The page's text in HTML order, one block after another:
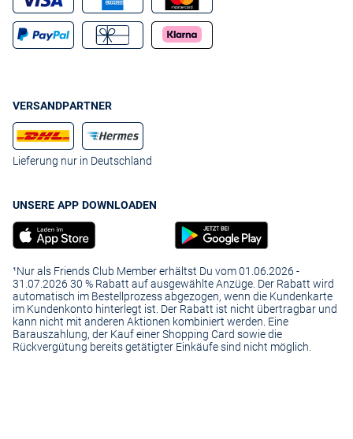
VERSANDPARTNER
Lieferung nur in Deutschland
UNSERE APP DOWNLOADEN
¹Nur als Friends Club Member erhältst Du vom 01.06.2026 -
31.07.2026 30 % Rabatt auf ausgewählte Anzüge. Der Rabatt wird
automatisch im Bestellprozess abgezogen, wenn die Kundenkarte
im Kundenkonto hinterlegt ist. Der Rabatt ist nicht übertragbar und
kann nicht mit anderen Aktionen kombiniert werden. Eine
Barauszahlung, der Kauf einer Shopping Card sowie die
Rückvergütung bereits getätigter Einkäufe sind nicht möglich.